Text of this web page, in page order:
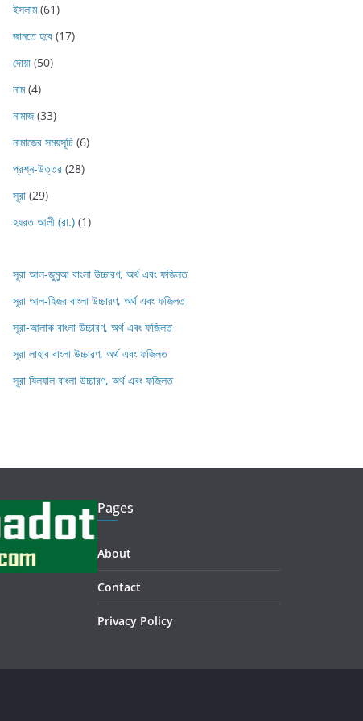
ইসলাম(61)
জানতে হবে (17)
দোয়া (50)
নাম(4)
নামাজ(33)
নামাজের সময়সূচি (6)
প্রশ্ন-উত্তর (28)
সূরা (29)
হযরত আলী (রা.) (1)
সূরা আল-জুমুআ বাংলা উচ্চারণ, অর্থ এবং ফজিলত
সূরা আল-হিজর বাংলা উচ্চারণ, অর্থ এবং ফজিলত
সূরা-আলাক বাংলা উচ্চারণ, অর্থ এবং ফজিলত
সূরা লাহাব‌‌‌ বাংলা উচ্চারণ, অর্থ এবং ফজিলত
সূরা যিলযাল বাংলা উচ্চারণ, অর্থ এবং ফজিলত
Pages
About
Contact
Privacy Policy